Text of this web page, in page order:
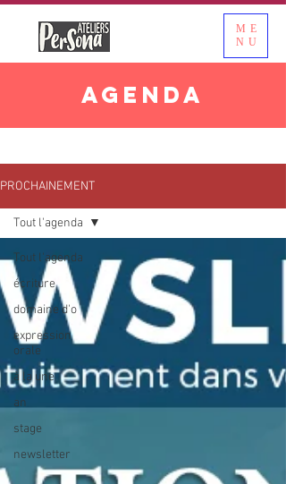
ME
NU
AGENDA
PROCHAINEMENT
Tout l'agenda
écriture
domaine d'o
expression
orale
à la une
an
stage
newsletter
Tout l'agenda